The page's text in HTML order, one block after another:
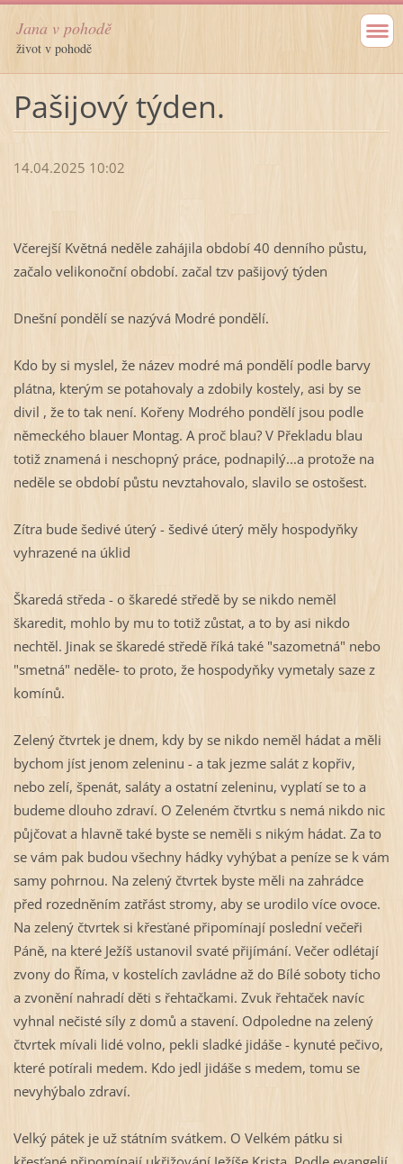
Jana v pohodě
život v pohodě
Pašijový týden.
14.04.2025 10:02
Včerejší Květná neděle zahájila období 40 denního půstu,
začalo velikonoční období. začal tzv pašijový týden
Dnešní pondělí se nazývá Modré pondělí.
Kdo by si myslel, že název modré má pondělí podle barvy
plátna, kterým se potahovaly a zdobily kostely, asi by se
divil , že to tak není. Kořeny Modrého pondělí jsou podle
německého blauer Montag. A proč blau? V Překladu blau
totiž znamená i neschopný práce, podnapilý...a protože na
neděle se období půstu nevztahovalo, slavilo se ostošest.
Zítra bude šedivé úterý - šedivé úterý měly hospodyňky
vyhrazené na úklid
Škaredá středa - o škaredé středě by se nikdo neměl
škaredit, mohlo by mu to totiž zůstat, a to by asi nikdo
nechtěl. Jinak se škaredé středě říká také "sazometná" nebo
"smetná" neděle- to proto, že hospodyňky vymetaly saze z
komínů.
Zelený čtvrtek je dnem, kdy by se nikdo neměl hádat a měli
bychom jíst jenom zeleninu - a tak jezme salát z kopřiv,
nebo zelí, špenát, saláty a ostatní zeleninu, vyplatí se to a
budeme dlouho zdraví. O Zeleném čtvrtku s nemá nikdo nic
půjčovat a hlavně také byste se neměli s nikým hádat. Za to
se vám pak budou všechny hádky vyhýbat a peníze se k vám
samy pohrnou. Na zelený čtvrtek byste měli na zahrádce
před rozedněním zatřást stromy, aby se urodilo více ovoce.
Na zelený čtvrtek si křesťané připomínají poslední večeři
Páně, na které Ježíš ustanovil svaté přijímání. Večer odlétají
zvony do Říma, v kostelích zavládne až do Bílé soboty ticho
a zvonění nahradí děti s řehtačkami. Zvuk řehtaček navíc
vyhnal nečisté síly z domů a stavení. Odpoledne na zelený
čtvrtek mívali lidé volno, pekli sladké jidáše - kynuté pečivo,
které potírali medem. Kdo jedl jidáše s medem, tomu se
nevyhýbalo zdraví.
Velký pátek je už státním svátkem. O Velkém pátku si